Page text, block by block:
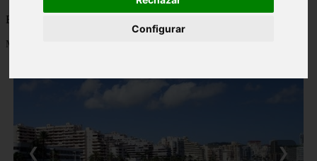
Configurar
Blog sobre la Patagonia en particular y sobre turismo en general
Mostrando 1 - 24 de 478 artículos
❮ ❯